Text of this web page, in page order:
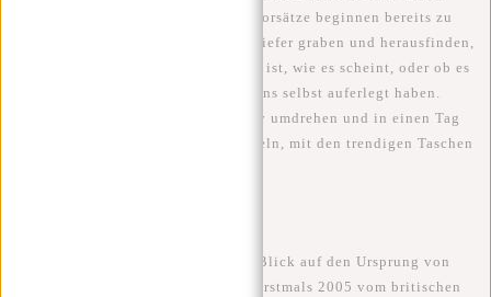
das Wetter ist trüb, und die guten Vorsätze beginnen bereits zu
verblassen. Lassen Sie uns jedoch tiefer graben und herausfinden,
ob Blue Monday wirklich so düster ist, wie es scheint, oder ob es
vielleicht ein Mythos ist, den wir uns selbst auferlegt haben.
Lassen Sie uns diesen Blue Monday umdrehen und in einen Tag
voller Positivität und Stil verwandeln, mit den trendigen Taschen
Um zu beginnen, werfen wir einen Blick auf den Ursprung von
Blue Monday. Das Konzept wurde erstmals 2005 vom britischen